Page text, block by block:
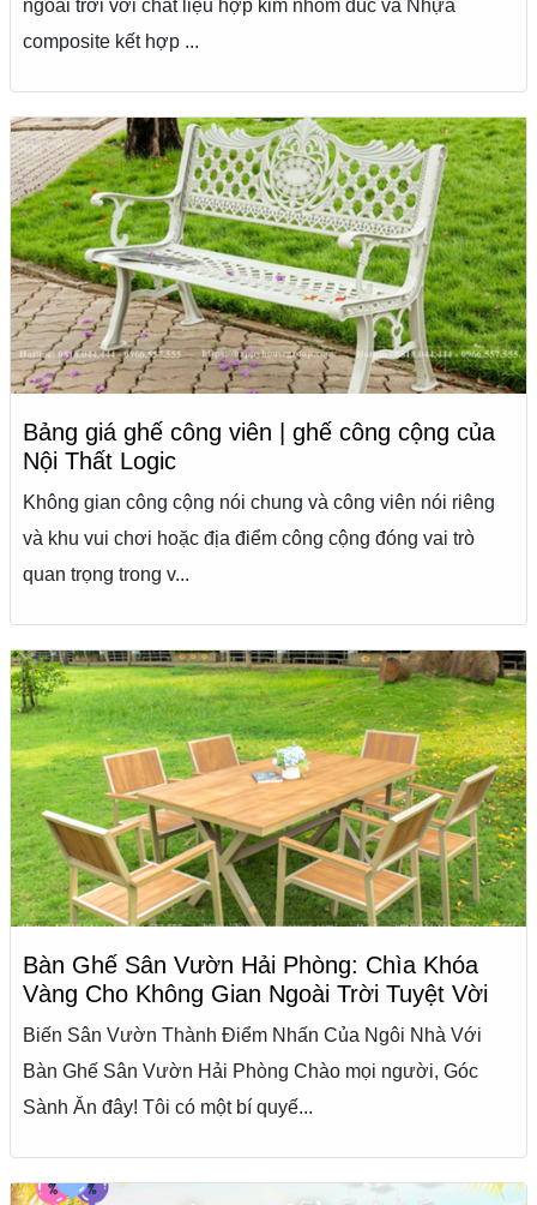
ngoài trời với chất liệu hợp kim nhôm đúc và Nhựa
composite kết hợp ...
Bảng giá ghế công viên | ghế công cộng của
Nội Thất Logic
Không gian công cộng nói chung và công viên nói riêng
và khu vui chơi hoặc địa điểm công cộng đóng vai trò
quan trọng trong v...
Bàn Ghế Sân Vườn Hải Phòng: Chìa Khóa
Vàng Cho Không Gian Ngoài Trời Tuyệt Vời
Biến Sân Vườn Thành Điểm Nhấn Của Ngôi Nhà Với
Bàn Ghế Sân Vườn Hải Phòng Chào mọi người, Góc
Sành Ăn đây! Tôi có một bí quyế...